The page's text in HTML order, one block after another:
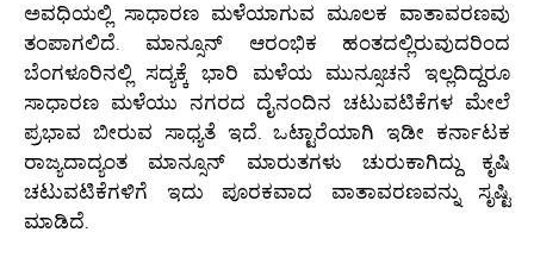
ಅವಧಿಯಲ್ಲಿ ಸಾಧಾರಣ ಮಳೆಯಾಗುವ ಮೂಲಕ ವಾತಾವರಣವು
ತಂಪಾಗಲಿದೆ. ಮಾನ್ಸೂನ್ ಆರಂಭಿಕ ಹಂತದಲ್ಲಿರುವುದರಿಂದ
ಬೆಂಗಳೂರಿನಲ್ಲಿ ಸದ್ಯಕ್ಕೆ ಭಾರಿ ಮಳೆಯ ಮುನ್ಸೂಚನೆ ಇಲ್ಲದಿದ್ದರೂ
ಸಾಧಾರಣ ಮಳೆಯು ನಗರದ ದೈನಂದಿನ ಚಟುವಟಿಕೆಗಳ ಮೇಲೆ
ಪ್ರಭಾವ ಬೀರುವ ಸಾಧ್ಯತೆ ಇದೆ. ಒಟ್ಟಾರೆಯಾಗಿ ಇಡೀ ಕರ್ನಾಟಕ
ರಾಜ್ಯದಾದ್ಯಂತ ಮಾನ್ಸೂನ್ ಮಾರುತಗಳು ಚುರುಕಾಗಿದ್ದು ಕೃಷಿ
ಚಟುವಟಿಕೆಗಳಿಗೆ ಇದು ಪೂರಕವಾದ ವಾತಾವರಣವನ್ನು ಸೃಷ್ಟಿ
ಮಾಡಿದೆ.